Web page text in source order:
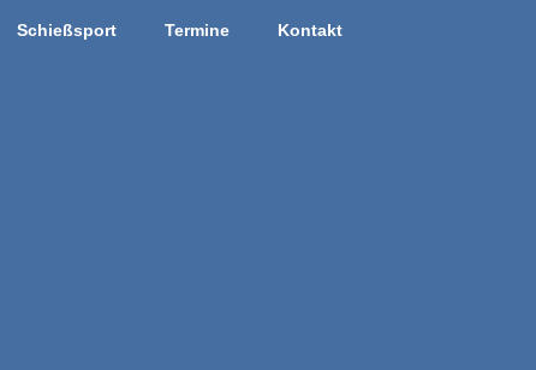
Schießsport Termine Kontakt